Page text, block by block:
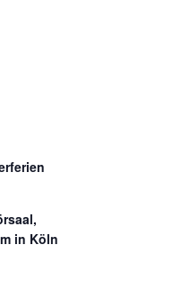
in Köln